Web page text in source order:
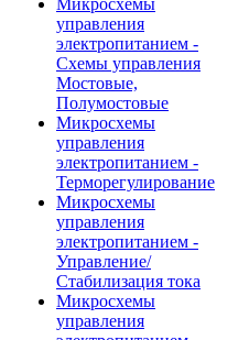
Микросхемы
управления
электропитанием -
Схемы управления
Мостовые,
Полумостовые
Микросхемы
управления
электропитанием -
Терморегулирование
Микросхемы
управления
электропитанием -
Управление/
Стабилизация тока
Микросхемы
управления